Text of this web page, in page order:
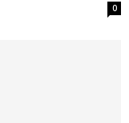
0